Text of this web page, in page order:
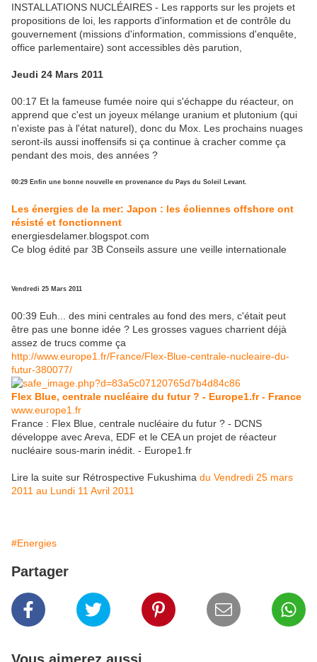
INSTALLATIONS NUCLÉAIRES - Les rapports sur les projets et
propositions de loi, les rapports d'information et de contrôle du
gouvernement (missions d'information, commissions d'enquête,
office parlementaire) sont accessibles dès parution,
Jeudi 24 Mars 2011
00:17 Et la fameuse fumée noire qui s'échappe du réacteur, on
apprend que c'est un joyeux mélange uranium et plutonium (qui
n'existe pas à l'état naturel), donc du Mox. Les prochains nuages
seront-ils aussi inoffensifs si ça continue à cracher comme ça
pendant des mois, des années ?
00:29 Enfin une bonne nouvelle en provenance du Pays du Soleil Levant.
Les énergies de la mer: Japon : les éoliennes offshore ont
résisté et fonctionnent
energiesdelamer.blogspot.com
Ce blog édité par 3B Conseils assure une veille internationale
Vendredi 25 Mars 2011
00:39 Euh... des mini centrales au fond des mers, c'était peut
être pas une bonne idée ? Les grosses vagues charrient déjà
assez de trucs comme ça
http://www.europe1.fr/France/Flex-Blue-centrale-nucleaire-du-
futur-380077/
Flex Blue, centrale nucléaire du futur ? - Europe1.fr - France
www.europe1.fr
France : Flex Blue, centrale nucléaire du futur ? - DCNS
développe avec Areva, EDF et le CEA un projet de réacteur
nucléaire sous-marin inédit. - Europe1.fr
Lire la suite sur Rétrospective Fukushima du Vendredi 25 mars
2011 au Lundi 11 Avril 2011
#Energies
Partager